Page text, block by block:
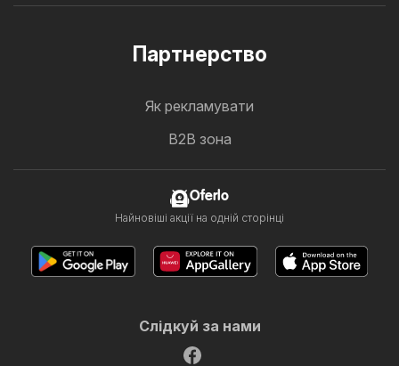
Партнерство
Як рекламувати
B2B зона
Oferlo
Найновіші акції на одній сторінці
Слідкуй за нами